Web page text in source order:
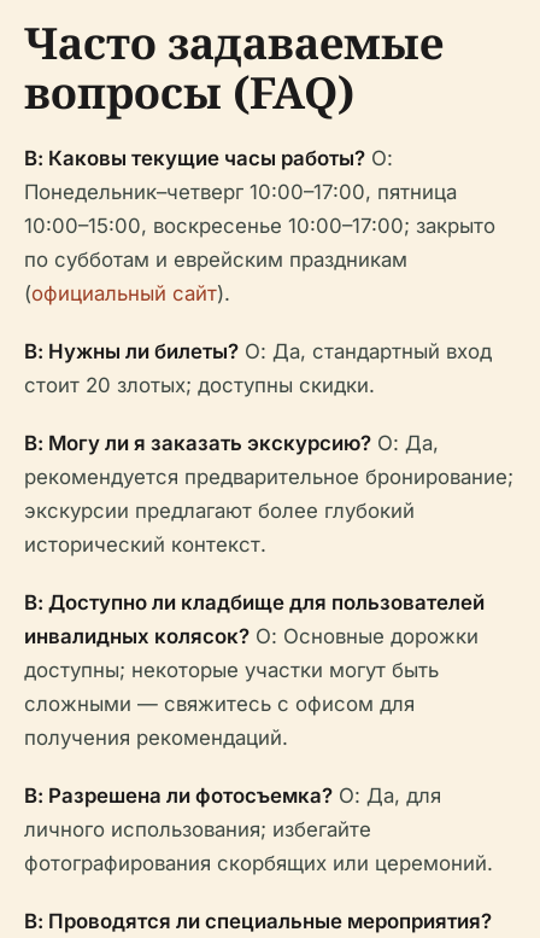
Часто задаваемые
вопросы (FAQ)
В: Каковы текущие часы работы? О:
Понедельник–четверг 10:00–17:00, пятница
10:00–15:00, воскресенье 10:00–17:00; закрыто
по субботам и еврейским праздникам
(официальный сайт).
В: Нужны ли билеты? О: Да, стандартный вход
стоит 20 злотых; доступны скидки.
В: Могу ли я заказать экскурсию? О: Да,
рекомендуется предварительное бронирование;
экскурсии предлагают более глубокий
исторический контекст.
В: Доступно ли кладбище для пользователей
инвалидных колясок? О: Основные дорожки
доступны; некоторые участки могут быть
сложными — свяжитесь с офисом для
получения рекомендаций.
В: Разрешена ли фотосъемка? О: Да, для
личного использования; избегайте
фотографирования скорбящих или церемоний.
В: Проводятся ли специальные мероприятия?